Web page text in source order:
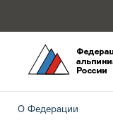
О Федерации